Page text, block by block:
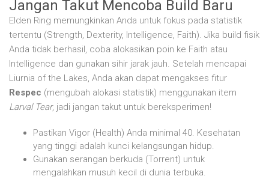
Jangan Takut Mencoba Build Baru
Elden Ring memungkinkan Anda untuk fokus pada statistik
tertentu (Strength, Dexterity, Intelligence, Faith). Jika build fisik
Anda tidak berhasil, coba alokasikan poin ke Faith atau
Intelligence dan gunakan sihir jarak jauh. Setelah mencapai
Liurnia of the Lakes, Anda akan dapat mengakses fitur
Respec (mengubah alokasi statistik) menggunakan item
Larval Tear, jadi jangan takut untuk bereksperimen!
Pastikan Vigor (Health) Anda minimal 40. Kesehatan
yang tinggi adalah kunci kelangsungan hidup.
Gunakan serangan berkuda (Torrent) untuk
mengalahkan musuh kecil di dunia terbuka.